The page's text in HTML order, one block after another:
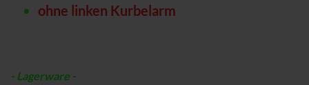
ohne linken Kurbelarm
- Lagerware -